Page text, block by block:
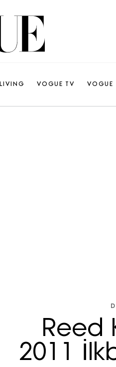
LIVING VOGUE TV VOGUE
Reed
2011